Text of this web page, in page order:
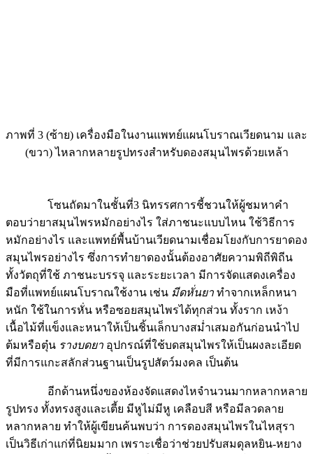
ภาพที่ 3 (ซ้าย) เครื่องมือในงานแพทย์แผนโบราณเวียดนาม และ
(ขวา) ไหลากหลายรูปทรงสำหรับดองสมุนไพรด้วยเหล้า
โซนถัดมาในชั้นที่3 นิทรรศการชี้ชวนให้ผู้ชมหาคำ
ตอบว่ายาสมุนไพรหมักอย่างไร ใส่ภาชนะแบบไหน ใช้วิธีการ
หมักอย่างไร และแพทย์พื้นบ้านเวียดนามเชื่อมโยงกับการยาดอง
สมุนไพรอย่างไร ซึ่งการทำยาดองนั้นต้องอาศัยความพิถีพิถีน
ทั้งวัตถุที่ใช้ ภาชนะบรรจุ และระยะเวลา มีการจัดแสดงเครื่อง
มือที่แพทย์แผนโบราณใช้งาน เช่น มีดหั่นยา ทำจากเหล็กหนา
หนัก ใช้ในการหั่น หรือซอยสมุนไพรได้ทุกส่วน ทั้งราก เหง้า
เนื้อไม้ที่แข็งและหนาให้เป็นชิ้นเล็กบางสม่ำเสมอกันก่อนนำไป
ต้มหรือตุ๋น รางบดยา อุปกรณ์ที่ใช้บดสมุนไพรให้เป็นผงละเอียด
ที่มีการแกะสลักส่วนฐานเป็นรูปสัตว์มงคล เป็นต้น
อีกด้านหนึ่งของห้องจัดแสดงไหจำนวนมากหลากหลาย
รูปทรง ทั้งทรงสูงและเตี้ย มีหูไม่มีหู เคลือบสี หรือมีลวดลาย
หลากหลาย ทำให้ผู้เขียนค้นพบว่า การดองสมุนไพรในไหสุรา
เป็นวิธีเก่าแก่ที่นิยมมาก เพราะเชื่อว่าช่วยปรับสมดุลหยิน-หยาง